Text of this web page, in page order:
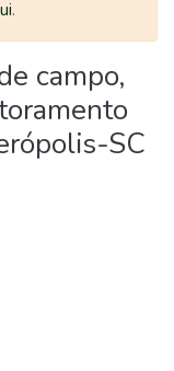
.
campo,
SC